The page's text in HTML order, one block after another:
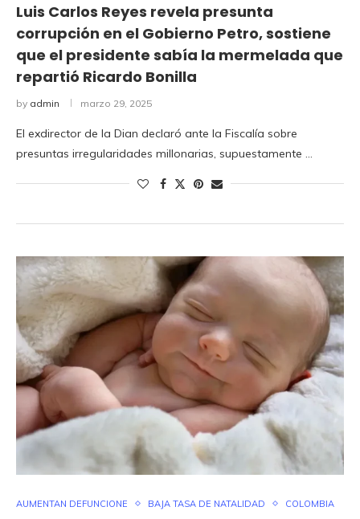
Luis Carlos Reyes revela presunta
corrupción en el Gobierno Petro, sostiene
que el presidente sabía la mermelada que
repartió Ricardo Bonilla
by admin marzo 29, 2025
El exdirector de la Dian declaró ante la Fiscalía sobre
presuntas irregularidades millonarias, supuestamente …
AUMENTAN DEFUNCIONE BAJA TASA DE NATALIDAD COLOMBIA